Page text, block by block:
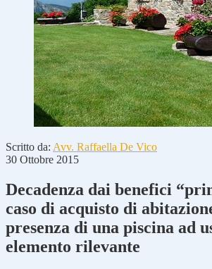
Scritto da: Avv. Raffaella De Vico
30 Ottobre 2015
Decadenza dai benefici
caso di acquisto di
presenza di una piscina ad
elemento rilevante